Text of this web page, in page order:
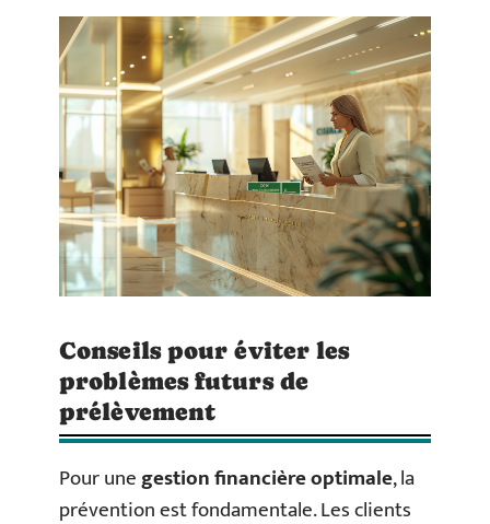
Conseils pour éviter les
problèmes futurs de
prélèvement
Pour unegestion financière optimale, la
prévention est fondamentale. Les clients